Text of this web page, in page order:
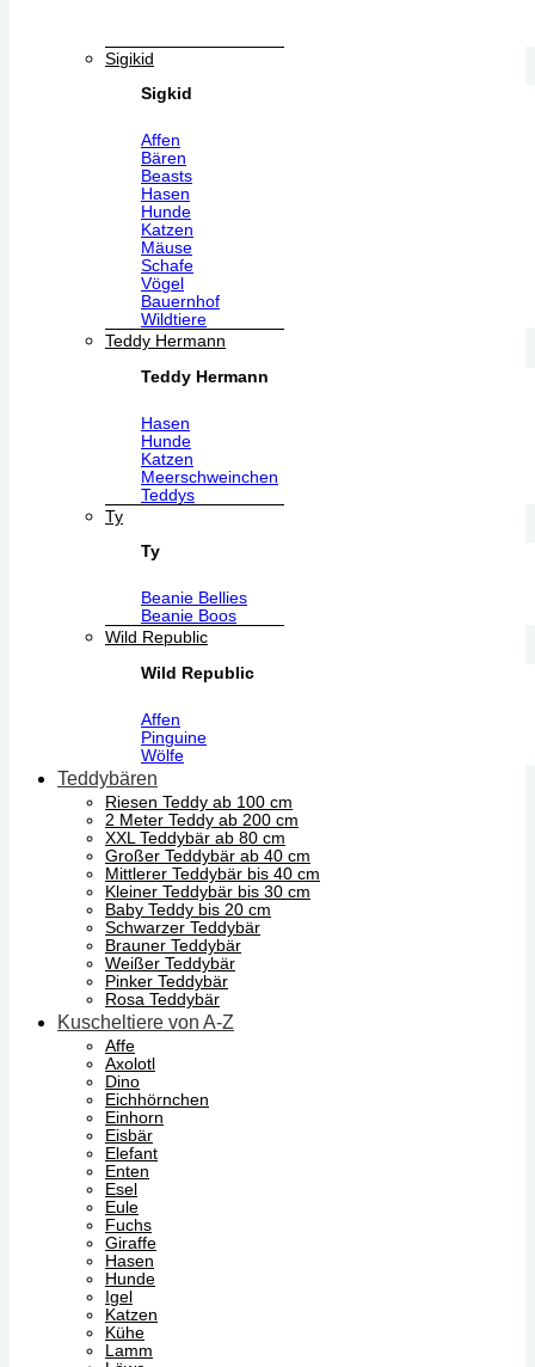
Sigikid
Sigkid
Affen
Bären
Beasts
Hasen
Hunde
Katzen
Mäuse
Schafe
Vögel
Bauernhof
Wildtiere
Teddy Hermann
Teddy Hermann
Hasen
Hunde
Katzen
Meerschweinchen
Teddys
Ty
Ty
Beanie Bellies
Beanie Boos
Wild Republic
Wild Republic
Affen
Pinguine
Wölfe
Teddybären
Riesen Teddy ab 100 cm
2 Meter Teddy ab 200 cm
XXL Teddybär ab 80 cm
Großer Teddybär ab 40 cm
Mittlerer Teddybär bis 40 cm
Kleiner Teddybär bis 30 cm
Baby Teddy bis 20 cm
Schwarzer Teddybär
Brauner Teddybär
Weißer Teddybär
Pinker Teddybär
Rosa Teddybär
Kuscheltiere von A-Z
Affe
Axolotl
Dino
Eichhörnchen
Einhorn
Eisbär
Elefant
Enten
Esel
Eule
Fuchs
Giraffe
Hasen
Hunde
Igel
Katzen
Kühe
Lamm